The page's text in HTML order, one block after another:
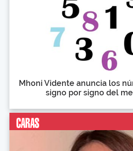
Mhoni Vidente anuncia los
signo por signo del